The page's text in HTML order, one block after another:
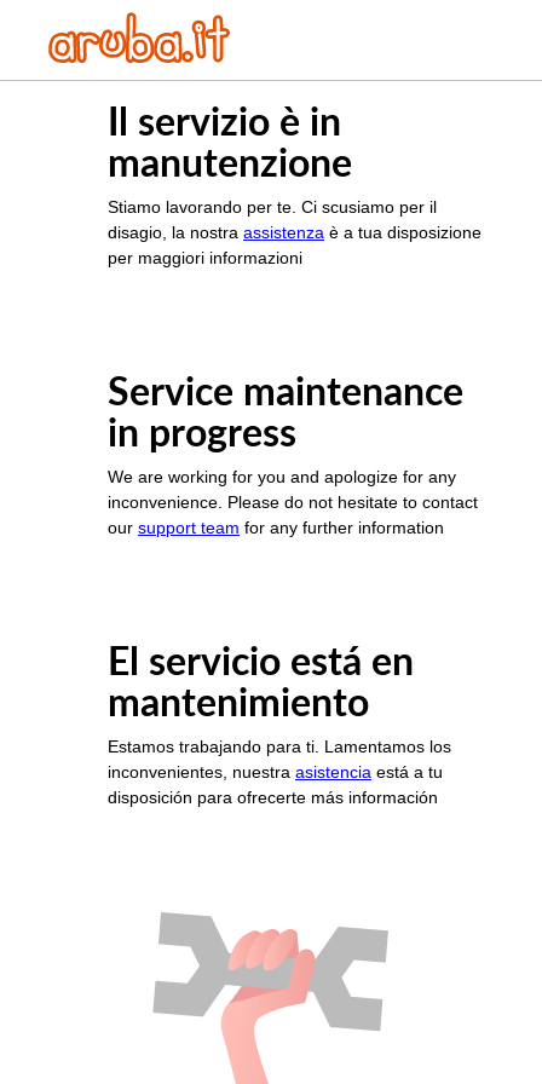
Il servizio è in
manutenzione
Stiamo lavorando per te. Ci scusiamo per il
disagio, la nostra assistenza è a tua disposizione
per maggiori informazioni
Service maintenance
in progress
We are working for you and apologize for any
inconvenience. Please do not hesitate to contact
our support team for any further information
El servicio está en
mantenimiento
Estamos trabajando para ti. Lamentamos los
inconvenientes, nuestra asistencia está a tu
disposición para ofrecerte más información